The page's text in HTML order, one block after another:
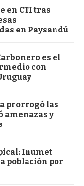
en CTI tras
en Paysandú
es el
con
prorrogó las
amenazas y
Inumet
población por